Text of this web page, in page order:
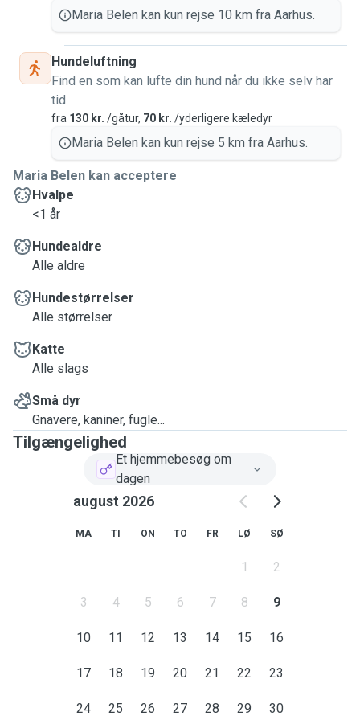
Maria Belen kan kun rejse 10 km fra Aarhus.
Hundeluftning
Find en som kan lufte din hund når du ikke selv har
tid
fra 130 kr. /gåtur, 70 kr. /yderligere kæledyr
Maria Belen kan kun rejse 5 km fra Aarhus.
Maria Belen kan acceptere
Hvalpe
<1 år
Hundealdre
Alle aldre
Hundestørrelser
Alle størrelser
Katte
Alle slags
Små dyr
Gnavere, kaniner, fugle...
Tilgængelighed
Et hjemmebesøg om
dagen
august 2026
MA TI ON TO FR LØ SØ
1 2
3 4 5 6 7 8 9
10 11 12 13 14 15 16
17 18 19 20 21 22 23
24 25 26 27 28 29 30